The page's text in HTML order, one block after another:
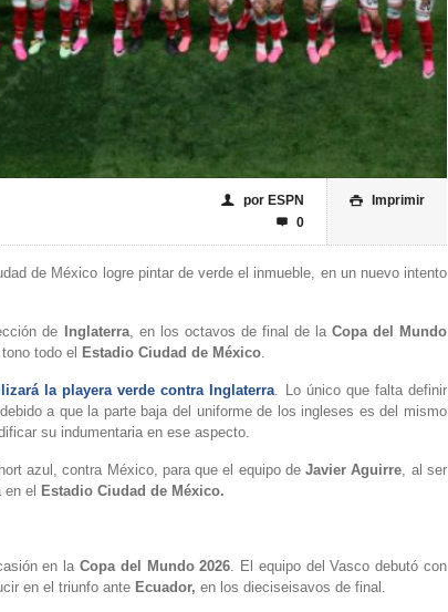
 Imprimir
👤 por ESPN
 0
de México logre pintar de verde el inmueble, en un nuevo intento
de Inglaterra, en los octavos de final de la Copa del Mundo
todo el Estadio Ciudad de México.
la playera verde contra Inglaterra. Lo único que falta definir
a que la parte baja del uniforme de los ingleses es del mismo
su indumentaria en ese aspecto.
azul, contra México, para que el equipo de Javier Aguirre, al ser
el Estadio Ciudad de México.
en la Copa del Mundo 2026. El equipo del Vasco debutó con
en el triunfo ante Ecuador, en los dieciseisavos de final.